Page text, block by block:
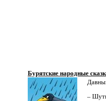
Бурятские народные
–